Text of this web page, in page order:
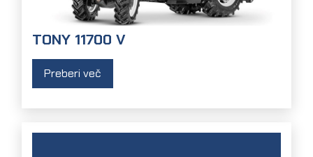
TONY 11700 V
Preberi več